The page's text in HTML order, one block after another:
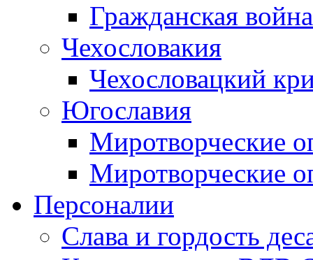
Гражданская
Чехословакия
Чехословацкий
Югославия
Миротворческие
Миротворческие
Персоналии
Слава и гордость